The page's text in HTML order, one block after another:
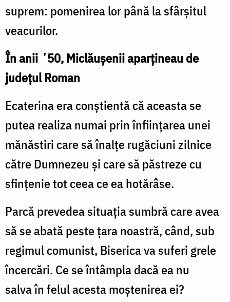
suprem: pomenirea lor până la sfârșitul
veacurilor.
În anii ʼ50, Miclăușenii aparțineau de
județul Roman
Ecaterina era conștientă că aceasta se
putea realiza numai prin înființarea unei
mănăstiri care să înalțe rugăciuni zilnice
către Dumnezeu și care să păstreze cu
sfințenie tot ceea ce ea hotărâse.
Parcă prevedea situația sumbră care avea
să se abată peste țara noastră, când, sub
regimul comunist, Biserica va suferi grele
încercări. Ce se întâmpla dacă ea nu
salva în felul acesta moștenirea ei?